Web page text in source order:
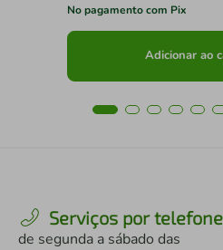
No pagamento com Pix
Adicionar ao
Serviços por telefone
de segunda a sábado das